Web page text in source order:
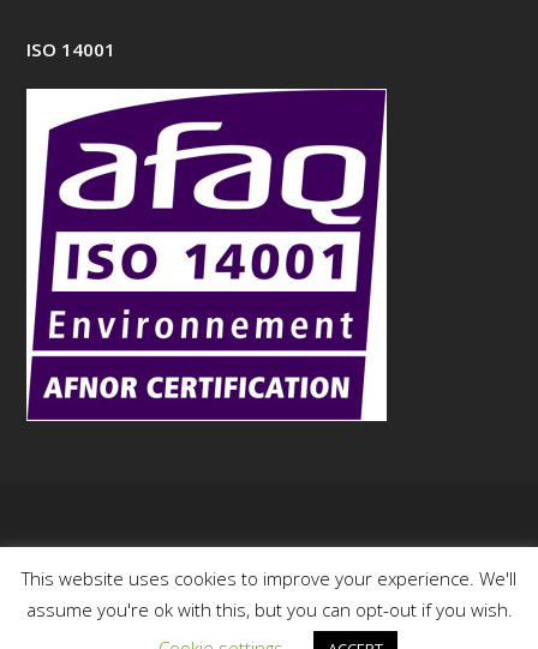
ISO 14001
CopyrightAurock- 2015
This website uses cookies to improve your experience. We'll
assume you're ok with this, but you can opt-out if you wish.